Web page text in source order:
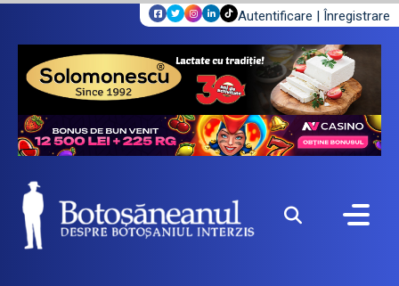
Autentificare | Înregistrare